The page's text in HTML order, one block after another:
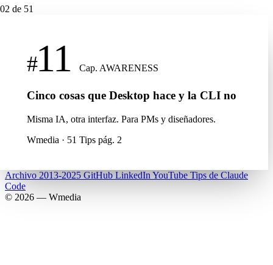
02 de 51
#11 Cap. AWARENESS
Cinco cosas que Desktop hace y la CLI no
Misma IA, otra interfaz. Para PMs y diseñadores.
Wmedia · 51 Tips pág. 2
Archivo 2013-2025 GitHub LinkedIn YouTube Tips de Claude
Code
© 2026 — Wmedia